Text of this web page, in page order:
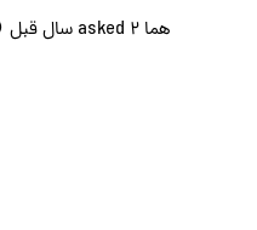
هما ۲ سال قبل